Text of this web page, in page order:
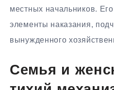
местных начальников.
элементы наказания,
вынужденного
Семья и